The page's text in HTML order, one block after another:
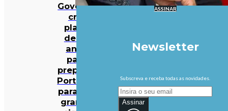
Governo
cria
plano
de 30
anos
para
preparar
Portugal
para um
grande
ASSINAR
Newsletter
Subscreva e receba todas as novidades.
Assinar